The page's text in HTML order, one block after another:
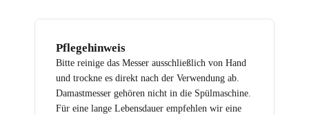
Pflegehinweis
Bitte reinige das Messer ausschließlich von Hand
und trockne es direkt nach der Verwendung ab.
Damastmesser gehören nicht in die Spülmaschine.
Für eine lange Lebensdauer empfehlen wir eine